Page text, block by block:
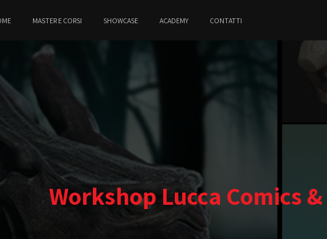
MASTER E CORSI SHOWCASE ACADEMY CONTATTI
Workshop Lucca Comics